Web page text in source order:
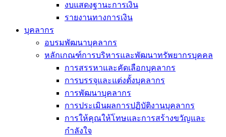
งบแสดงฐานะการเงิน
รายงานทางการเงิน
บุคลากร
อบรมพัฒนาบุคลากร
หลักเกณฑ์การบริหารและพัฒนาทรัพยากรบุคคล
การสรรหาและคัดเลือกบุคลากร
การบรรจุและแต่งตั้งบุคลากร
การพัฒนาบุคลากร
การประเมินผลการปฏิบัติงานบุคลากร
การให้คุณให้โทษและการสร้างขวัญและ
กำลังใจ